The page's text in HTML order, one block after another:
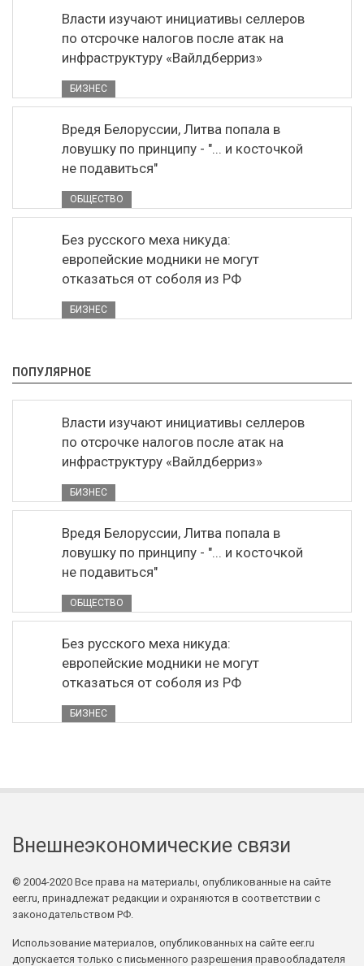
Власти изучают инициативы селлеров
по отсрочке налогов после атак на
инфраструктуру «Вайлдберриз»
БИЗНЕС
Вредя Белоруссии, Литва попала в
ловушку по принципу - "... и косточкой
не подавиться"
ОБЩЕСТВО
Без русского меха никуда:
европейские модники не могут
отказаться от соболя из РФ
БИЗНЕС
ПОПУЛЯРНОЕ
Власти изучают инициативы селлеров
по отсрочке налогов после атак на
инфраструктуру «Вайлдберриз»
БИЗНЕС
Вредя Белоруссии, Литва попала в
ловушку по принципу - "... и косточкой
не подавиться"
ОБЩЕСТВО
Без русского меха никуда:
европейские модники не могут
отказаться от соболя из РФ
БИЗНЕС
Внешнеэкономические связи
© 2004-2020 Все права на материалы, опубликованные на сайте
eer.ru, принадлежат редакции и охраняются в соответствии с
законодательством РФ.
Использование материалов, опубликованных на сайте eer.ru
допускается только с письменного разрешения правообладателя